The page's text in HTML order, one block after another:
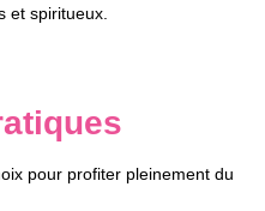
et spiritueux.
pour profiter pleinement du